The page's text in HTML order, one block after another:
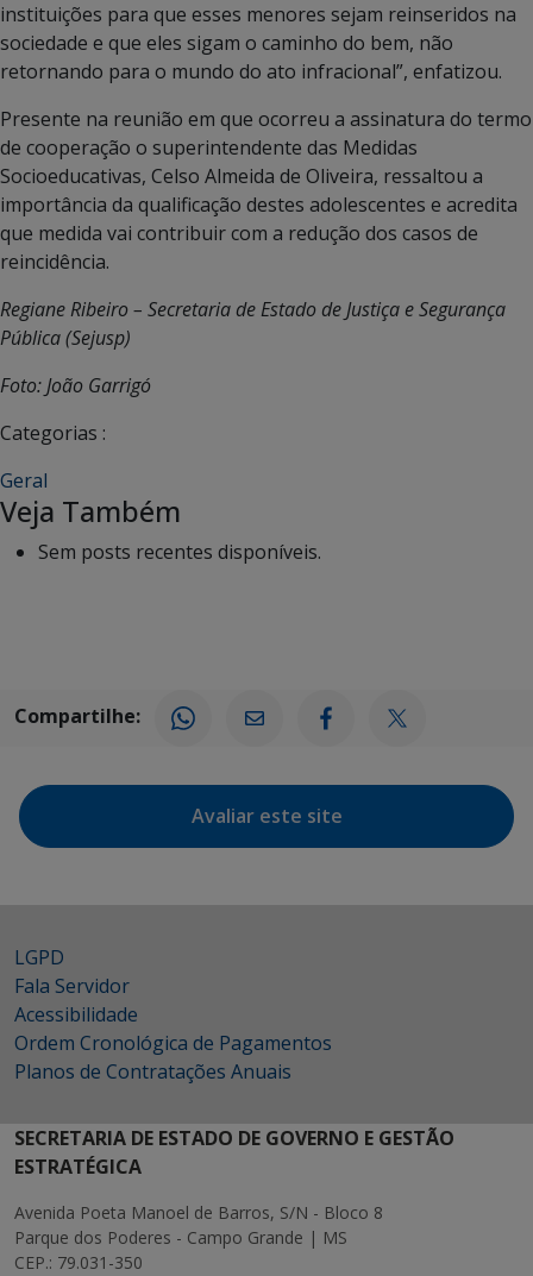
instituições para que esses menores sejam reinseridos na
sociedade e que eles sigam o caminho do bem, não
retornando para o mundo do ato infracional”, enfatizou.
Presente na reunião em que ocorreu a assinatura do termo
de cooperação o superintendente das Medidas
Socioeducativas, Celso Almeida de Oliveira, ressaltou a
importância da qualificação destes adolescentes e acredita
que medida vai contribuir com a redução dos casos de
reincidência.
Regiane Ribeiro – Secretaria de Estado de Justiça e Segurança
Pública (Sejusp)
Foto: João Garrigó
Categorias :
Geral
Veja Também
Sem posts recentes disponíveis.
Compartilhe:
Avaliar este site
LGPD
Fala Servidor
Acessibilidade
Ordem Cronológica de Pagamentos
Planos de Contratações Anuais
SECRETARIA DE ESTADO DE GOVERNO E GESTÃO
ESTRATÉGICA
Avenida Poeta Manoel de Barros, S/N - Bloco 8
Parque dos Poderes - Campo Grande | MS
CEP.: 79.031-350